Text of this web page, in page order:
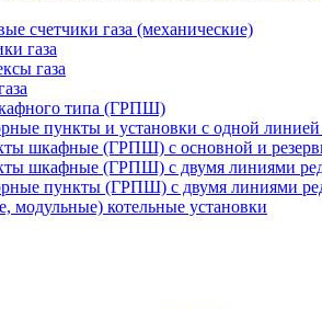
счетчики газа (механические)
газа
газа
типа (ГРПШ)
пункты и установки c одной
шкафные (ГРПШ) с основной и
шкафные (ГРПШ) с двумя линиями
пункты (ГРПШ) c двумя линиями
модульные) котельные установки